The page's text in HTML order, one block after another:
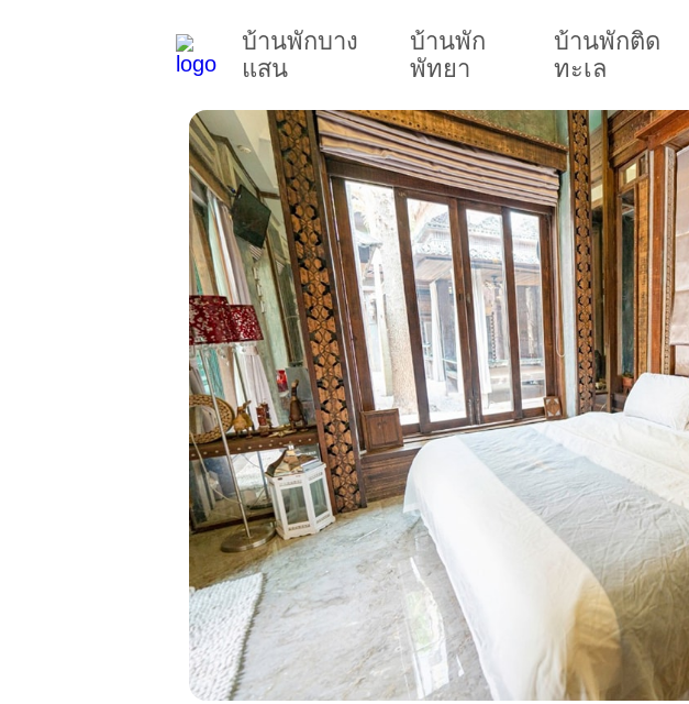
บ้านพักบาง
แสน
บ้านพัก
พัทยา
บ้านพักติด
ทะเล